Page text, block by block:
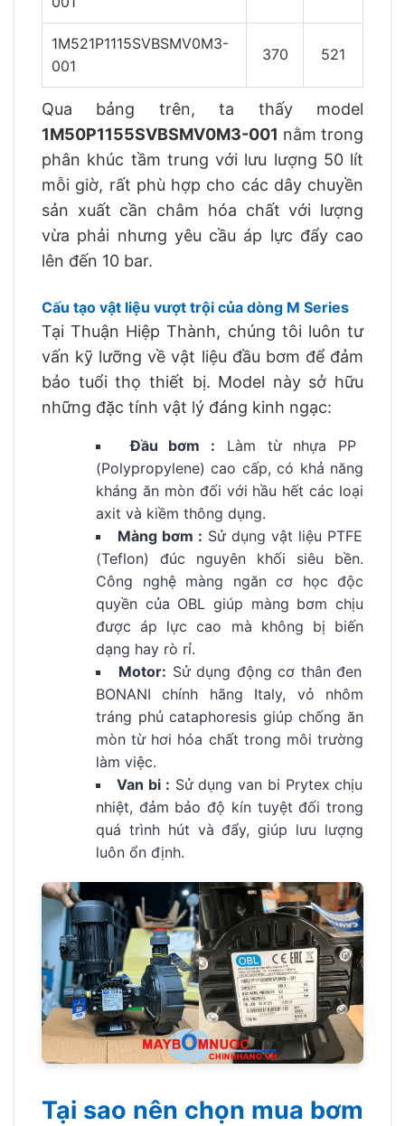
1M521P1115SVBSMV0M3-
001
370 521
Qua bảng trên, ta thấy model
1M50P1155SVBSMV0M3-001 nằm trong
phân khúc tầm trung với lưu lượng 50 lít
mỗi giờ, rất phù hợp cho các dây chuyền
sản xuất cần châm hóa chất với lượng
vừa phải nhưng yêu cầu áp lực đẩy cao
lên đến 10 bar.
Cấu tạo vật liệu vượt trội của dòng M Series
Tại Thuận Hiệp Thành, chúng tôi luôn tư
vấn kỹ lưỡng về vật liệu đầu bơm để đảm
bảo tuổi thọ thiết bị. Model này sở hữu
những đặc tính vật lý đáng kinh ngạc:
Đầu bơm : Làm từ nhựa PP
(Polypropylene) cao cấp, có khả năng
kháng ăn mòn đối với hầu hết các loại
axit và kiềm thông dụng.
Màng bơm : Sử dụng vật liệu PTFE
(Teflon) đúc nguyên khối siêu bền.
Công nghệ màng ngăn cơ học độc
quyền của OBL giúp màng bơm chịu
được áp lực cao mà không bị biến
dạng hay rò rỉ.
Motor: Sử dụng động cơ thân đen
BONANI chính hãng Italy, vỏ nhôm
tráng phủ cataphoresis giúp chống ăn
mòn từ hơi hóa chất trong môi trường
làm việc.
Van bi : Sử dụng van bi Prytex chịu
nhiệt, đảm bảo độ kín tuyệt đối trong
quá trình hút và đẩy, giúp lưu lượng
luôn ổn định.
Tại sao nên chọn mua bơm